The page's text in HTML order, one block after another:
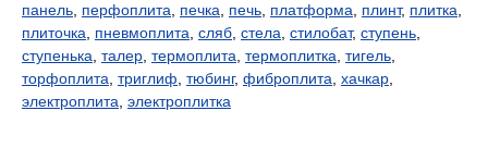
панель перфоплита печка печь платформа плинт, плитка
плиточка
пневмоплита сляб стела стилобат, ступень
ступенька талер термоплита термоплитка тигель
торфоплита триглиф тюбинг, фиброплита хачкар
электроплита электроплитка